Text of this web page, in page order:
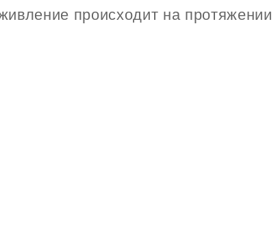
происходит на протяжении